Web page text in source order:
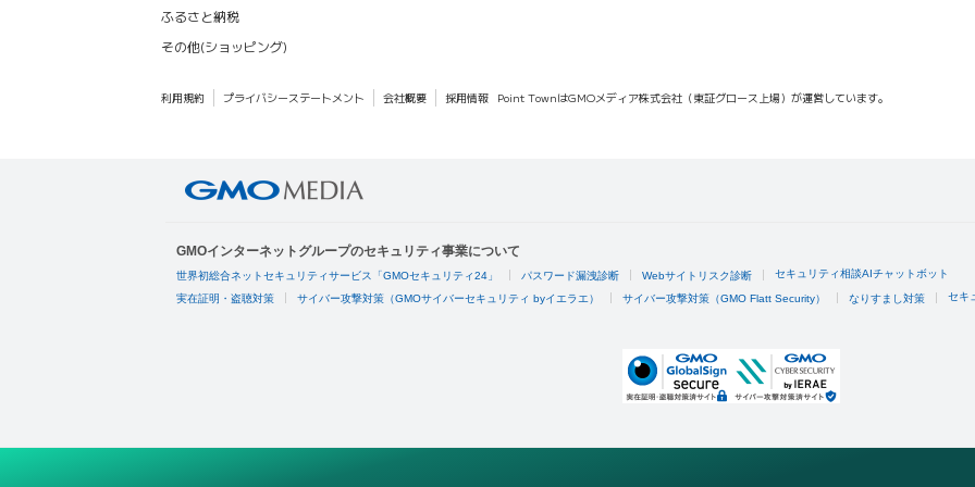
ふるさと納税
その他(ショッピング)
利用規約 プライバシーステートメント 会社概要 採用情報 Point TownはGMOメディア株式会社（東証グロース上場）が運営しています。
GMOインターネットグループのセキュリティ事業について
世界初総合ネットセキュリティサービス「GMOセキュリティ24」 パスワード漏洩診断 Webサイトリスク診断 セキュリティ相談AIチャットボット
実在証明・盗聴対策 サイバー攻撃対策（GMOサイバーセキュリティ byイエラエ） サイバー攻撃対策（GMO Flatt Security） なりすまし対策 セキ